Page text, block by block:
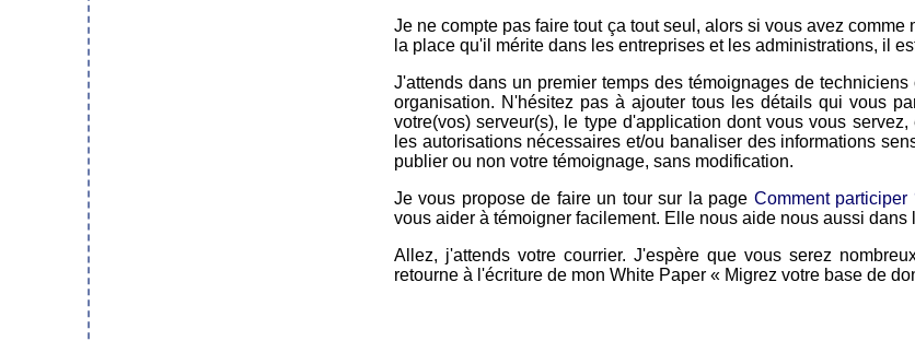
Je ne compte pas faire tout ça tout seul, alors si vous avez comme
la place qu'il mérite dans les entreprises et les administrations, il
J'attends dans un premier temps des témoignages de
organisation. N'hésitez pas à ajouter tous les détails qui vous
votre(vos) serveur(s), le type d'application dont vous vous
les autorisations nécessaires et/ou banaliser des informations
publier ou non votre témoignage, sans modification.
Je vous propose de faire un tour sur la page Comment participer
vous aider à témoigner facilement. Elle nous aide nous aussi
Allez, j'attends votre courrier. J'espère que vous serez
retourne à l'écriture de mon White Paper « Migrez votre base de